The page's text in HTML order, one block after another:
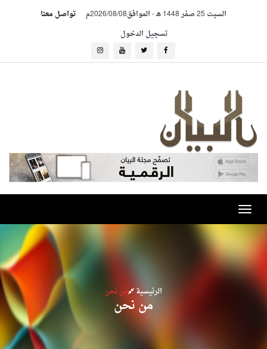
السبت 25 صفر 1448 هـ -الموافق2026/08/08م
تواصل معنا
تسجيل الدخول
Toggle
navigation
الرئيسية من نحن
من نحن